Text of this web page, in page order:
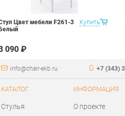
Купить
Цвет мебели F261-3
090 ₽
info@chair-ekb.ru +7 (343)
КАТАЛОГ
Стулья
ИНФОРМАЦИЯ
О проекте